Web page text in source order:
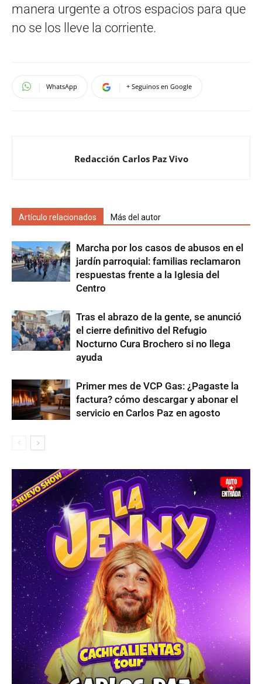
manera urgente a otros espacios para que
no se los lleve la corriente.
WhatsApp + Seguinos en Google
Redacción Carlos Paz Vivo
Artículo relacionados Más del autor
Marcha por los casos de abusos en el
jardín parroquial: familias reclamaron
respuestas frente a la Iglesia del
Centro
Tras el abrazo de la gente, se anunció
el cierre definitivo del Refugio
Nocturno Cura Brochero si no llega
ayuda
Primer mes de VCP Gas: ¿Pagaste la
factura? cómo descargar y abonar el
servicio en Carlos Paz en agosto